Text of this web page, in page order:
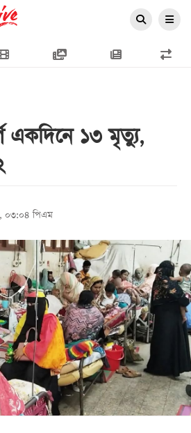
একদিনে ১৩ মৃত্যু,
০৩:০৪ পিএম